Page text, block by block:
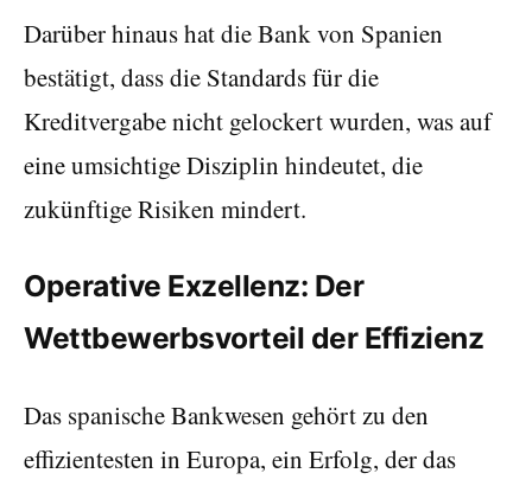
Darüber hinaus hat die Bank von Spanien
bestätigt, dass die Standards für die
Kreditvergabe nicht gelockert wurden, was auf
eine umsichtige Disziplin hindeutet, die
zukünftige Risiken mindert.
Operative Exzellenz: Der
Wettbewerbsvorteil der Effizienz
Das spanische Bankwesen gehört zu den
effizientesten in Europa, ein Erfolg, der das